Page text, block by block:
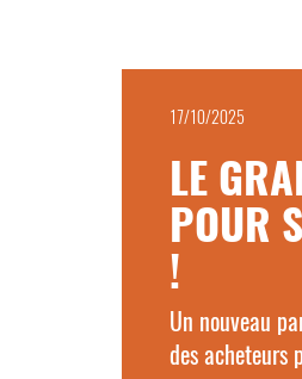
17/10/2025
LE
POUR
!
Un nouveau
des acheteurs